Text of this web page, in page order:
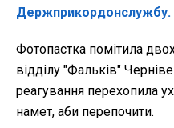
Держприкордонслужбу.
Фотопастка помітила
відділу "Фальків"
реагування перехопила
намет, аби перепочити.